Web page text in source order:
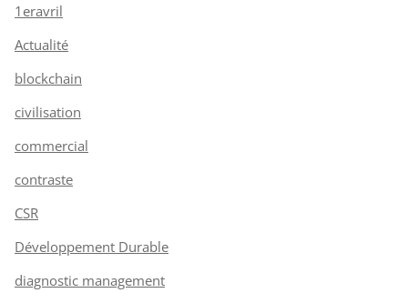
1eravril
Actualité
blockchain
civilisation
commercial
contraste
CSR
Développement Durable
diagnostic management